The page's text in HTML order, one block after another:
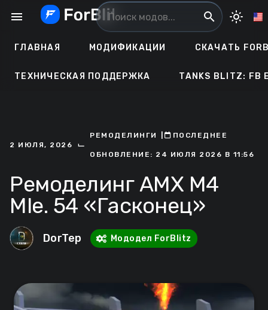
menu search light_mode
ГЛАВНАЯ МОДИФИКАЦИИ СКАЧАТЬ
ТЕХНИЧЕСКАЯ ПОДДЕРЖКА TANKS BLITZ: FB
2 ИЮЛЯ, 2026 ⌙
РЕМОДЕЛИНГИ ㅤПОСЛЕДНЕЕ
ОБНОВЛЕНИЕ: 24 ИЮЛЯ 2026 В 11:56
Ремоделинг AMX M4
Mle. 54 «Гасконец»
DorTep Мододел ForBlitz